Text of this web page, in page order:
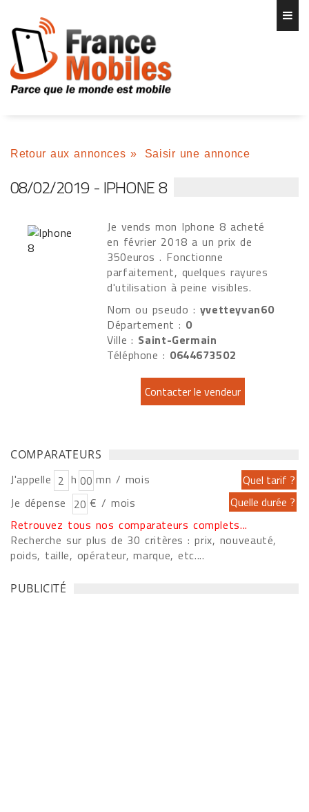
Retour aux annonces » Saisir une annonce
08/02/2019 - IPHONE 8
Je vends mon Iphone 8 acheté
en février 2018 a un prix de
350euros . Fonctionne
parfaitement, quelques rayures
d'utilisation à peine visibles.
Nom ou pseudo : yvetteyvan60
Département : 0
Ville : Saint-Germain
Téléphone : 0644673502
COMPARATEURS
J'appelle h
mn / mois
Je dépense
€ / mois
Retrouvez tous nos comparateurs complets...
Recherche sur plus de 30 critères : prix, nouveauté,
poids, taille, opérateur, marque, etc....
PUBLICITÉ